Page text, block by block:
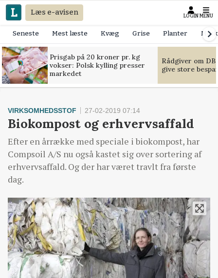
Læs e-avisen LOGIN MENU
Seneste Mest læste Kvæg Grise Planter
Prisgab på 20 kroner pr. kg
vokser: Polsk kylling presser
markedet
Rådgiver om
give store
VIRKSOMHEDSSTOF 27-02-2019 07:14
Biokompost og erhvervsaffald
Efter en årrække med speciale i biokompost, har
Compsoil A/S nu også kastet sig over sortering af
erhvervsaffald. Og der har været travlt fra første
dag.